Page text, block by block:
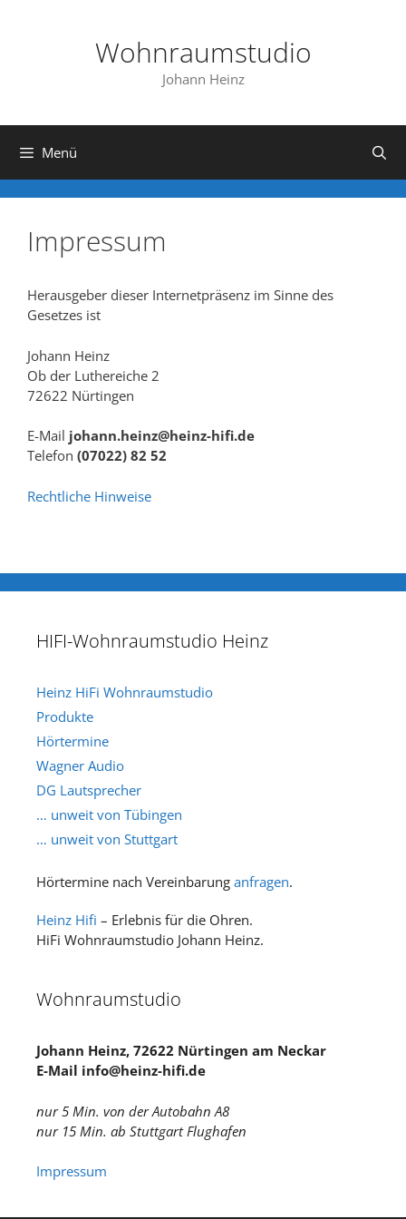
Wohnraumstudio
Johann Heinz
Menü
Impressum
Herausgeber dieser Internetpräsenz im Sinne des
Gesetzes ist
Johann Heinz
Ob der Luthereiche 2
72622 Nürtingen
E-Mail johann.heinz@heinz-hifi.de
Telefon (07022) 82 52
Rechtliche Hinweise
HIFI-Wohnraumstudio Heinz
Heinz HiFi Wohnraumstudio
Produkte
Hörtermine
Wagner Audio
DG Lautsprecher
… unweit von Tübingen
… unweit von Stuttgart
Hörtermine nach Vereinbarung anfragen.
Heinz Hifi – Erlebnis für die Ohren.
HiFi Wohnraumstudio Johann Heinz.
Wohnraumstudio
Johann Heinz, 72622 Nürtingen am Neckar
E-Mail info@heinz-hifi.de
nur 5 Min. von der Autobahn A8
nur 15 Min. ab Stuttgart Flughafen
Impressum